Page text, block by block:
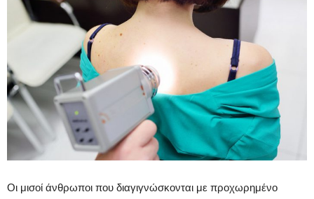
Οι μισοί άνθρωποι που διαγιγνώσκονται με προχωρημένο